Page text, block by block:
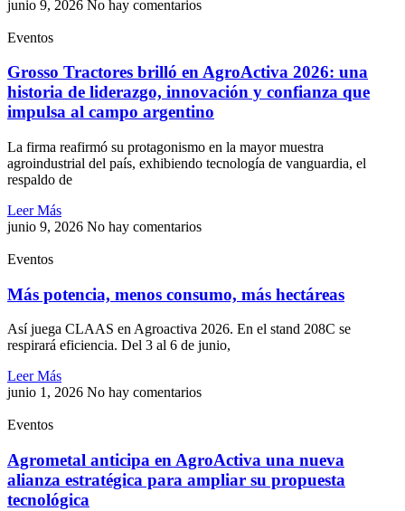
junio 9, 2026 No hay comentarios
Eventos
Grosso Tractores brilló en AgroActiva 2026: una
historia de liderazgo, innovación y confianza que
impulsa al campo argentino
La firma reafirmó su protagonismo en la mayor muestra
agroindustrial del país, exhibiendo tecnología de vanguardia, el
respaldo de
Leer Más
junio 9, 2026 No hay comentarios
Eventos
Más potencia, menos consumo, más hectáreas
Así juega CLAAS en Agroactiva 2026. En el stand 208C se
respirará eficiencia. Del 3 al 6 de junio,
Leer Más
junio 1, 2026 No hay comentarios
Eventos
Agrometal anticipa en AgroActiva una nueva
alianza estratégica para ampliar su propuesta
tecnológica